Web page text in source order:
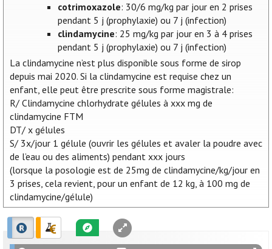
cotrimoxazole: 30/6 mg/kg par jour en 2 prises
pendant 5 j (prophylaxie) ou 7 j (infection)
clindamycine: 25 mg/kg par jour en 3 à 4 prises
pendant 5 j (prophylaxie) ou 7 j (infection)
La clindamycine n’est plus disponible sous forme de sirop
depuis mai 2020. Si la clindamycine est requise chez un
enfant, elle peut être prescrite sous forme magistrale:
R/ Clindamycine chlorhydrate gélules à xxx mg de
clindamycine FTM
DT/ x gélules
S/ 3x/jour 1 gélule (ouvrir les gélules et avaler la poudre avec
de l’eau ou des aliments) pendant xxx jours
(lorsque la posologie est de 25mg de clindamycine/kg/jour en
3 prises, cela revient, pour un enfant de 12 kg, à 100 mg de
clindamycine/gélule)